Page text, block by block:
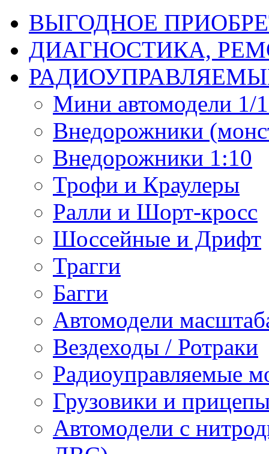
ВЫГОДНОЕ
ДИАГНОСТИКА,
Мини автомодели 1/
Внедорожники
Внедорожники 1:10
Трофи и Краулеры
Ралли и Шорт-кросс
Шоссейные и Дрифт
Трагги
Багги
Автомодели
Вездеходы / Ротраки
Радиоуправляемые
Грузовики и
Автомодели с